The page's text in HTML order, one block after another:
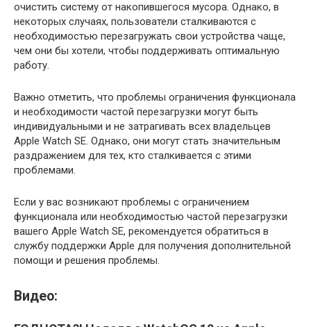
очистить систему от накопившегося мусора. Однако, в
некоторых случаях, пользователи сталкиваются с
необходимостью перезагружать свои устройства чаще,
чем они бы хотели, чтобы поддерживать оптимальную
работу.
Важно отметить, что проблемы ограничения функционала
и необходимости частой перезагрузки могут быть
индивидуальными и не затрагивать всех владельцев
Apple Watch SE. Однако, они могут стать значительным
раздражением для тех, кто сталкивается с этими
проблемами.
Если у вас возникают проблемы с ограничением
функционала или необходимостью частой перезагрузки
вашего Apple Watch SE, рекомендуется обратиться в
службу поддержки Apple для получения дополнительной
помощи и решения проблемы.
Видео: